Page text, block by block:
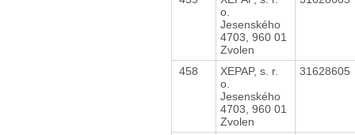
o.
Jesenského
4703, 960 01
Zvolen
458
XEPAP, s. r.
o.
Jesenského
4703, 960 01
Zvolen
31628605